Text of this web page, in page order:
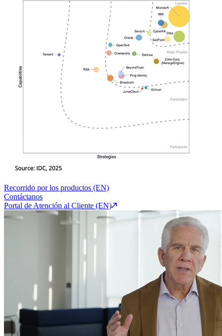
Recorrido por los productos (EN)
Contáctanos
Portal de Atención al Cliente (EN)